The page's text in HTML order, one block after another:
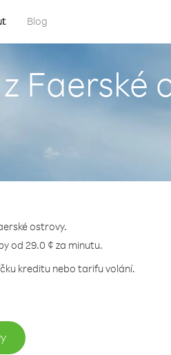
Blog
Faerské
ostrovy.
od 29.0 ¢ za minutu.
kreditu nebo tarifu volání.